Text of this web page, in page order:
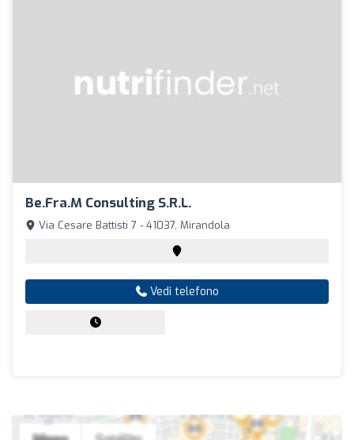
Be.Fra.M Consulting S.R.L.
Via Cesare Battisti 7 - 41037, Mirandola
Vedi telefono